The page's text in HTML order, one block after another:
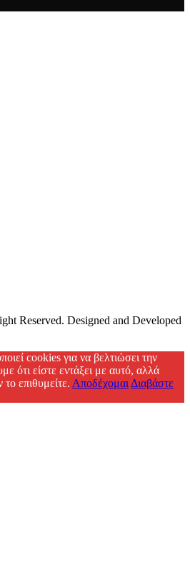
Reserved. Designed and Developed
cookies για να βελτιώσει την
ότι είστε εντάξει με αυτό, αλλά
το επιθυμείτε. Αποδέχομαι Διαβάστε